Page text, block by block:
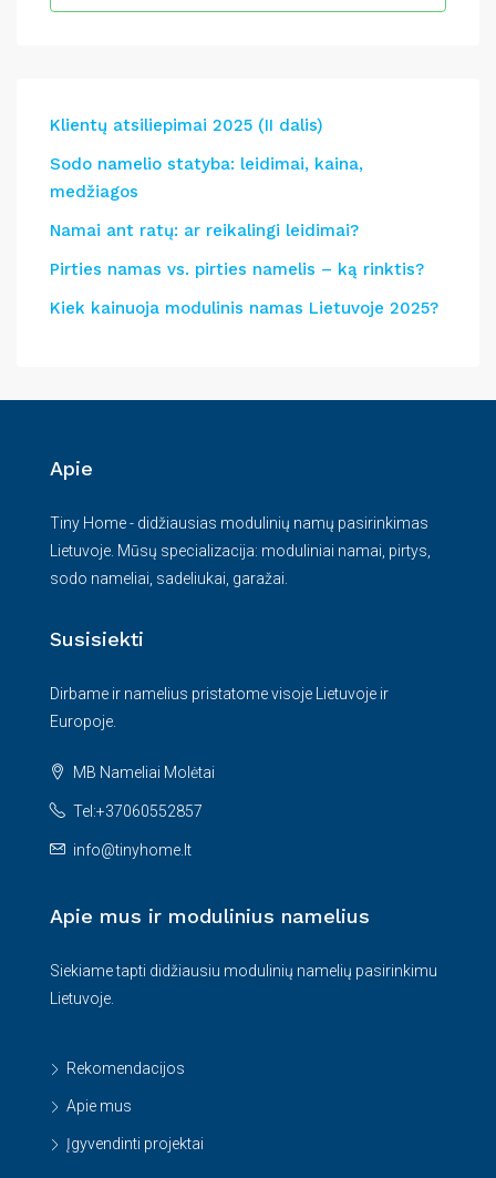
Klientų atsiliepimai 2025 (II dalis)
Sodo namelio statyba: leidimai, kaina,
medžiagos
Namai ant ratų: ar reikalingi leidimai?
Pirties namas vs. pirties namelis – ką rinktis?
Kiek kainuoja modulinis namas Lietuvoje 2025?
Apie
Tiny Home - didžiausias modulinių namų pasirinkimas
Lietuvoje. Mūsų specializacija: moduliniai namai, pirtys,
sodo nameliai, sadeliukai, garažai.
Susisiekti
Dirbame ir namelius pristatome visoje Lietuvoje ir
Europoje.
MB Nameliai Molėtai
Tel:+37060552857
info@tinyhome.lt
Apie mus ir modulinius namelius
Siekiame tapti didžiausiu modulinių namelių pasirinkimu
Lietuvoje.
Rekomendacijos
Apie mus
Įgyvendinti projektai